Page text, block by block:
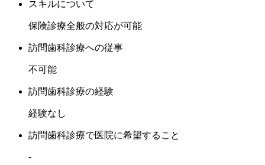
スキルについて
保険診療全般の対応が可能
訪問歯科診療への従事
不可能
訪問歯科診療の経験
経験なし
訪問歯科診療で医院に希望すること
-